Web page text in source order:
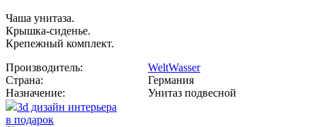
Чаша унитаза.
Крышка-сиденье.
Крепежный комплект.
Производитель:
WeltWasser
Страна:
Германия
Назначение:
Унитаз подвесной
3d дизайн интерьера
в подарок